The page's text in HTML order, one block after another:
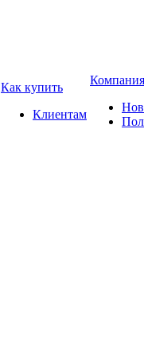
Как купить
Клиентам
Компания